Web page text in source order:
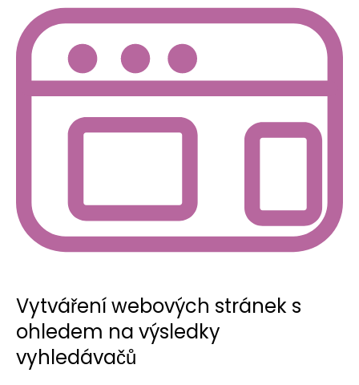
Vytváření webových stránek s
ohledem na výsledky
vyhledávačů